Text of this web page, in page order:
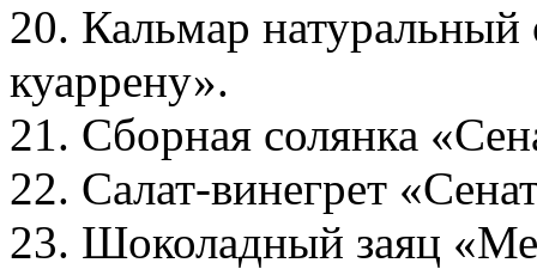
20. Кальмар натуральный
куаррену».
21. Сборная солянка
22. Салат-винегрет
23. Шоколадный заяц